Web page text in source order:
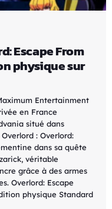
Escape From
physique sur
Entertainment
en France
situé dans
: Overlord:
dans sa quête
véritable
grâce à des armes
Overlord: Escape
physique Standard